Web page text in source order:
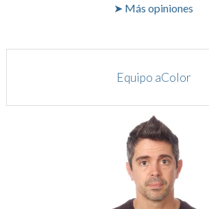
➤ Más opiniones
Equipo aColor